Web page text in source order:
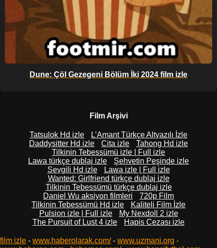
Dune: Çöl Gezegeni Bölüm İki 2024 film izle
Film Arşivi
Tatsulok Hd izle
L’Amant Türkçe Altyazılı İzle
Daddysitter Hd izle
Cita izle
Tahong Hd izle
Tilkinin Tebessümü izle | Full izle
Lawa türkçe dublaj izle
Şehvetin Peşinde izle
Sevgili Hd izle
Lawa izle | Full izle
Wanted: Girlfriend türkçe dublaj izle
Tilkinin Tebessümü türkçe dublaj izle
Daniel Wu aksiyon filmleri
720p Film
Tilkinin Tebessümü Hd izle
Kaliteli Film İzle
Pulsion izle | Full izle
My Nexdoll 2 izle
The Pursuit of Lust 4 izle
Hapis Cezası izle
film izle - www.haberolarak.com/- www.uzmani.org -